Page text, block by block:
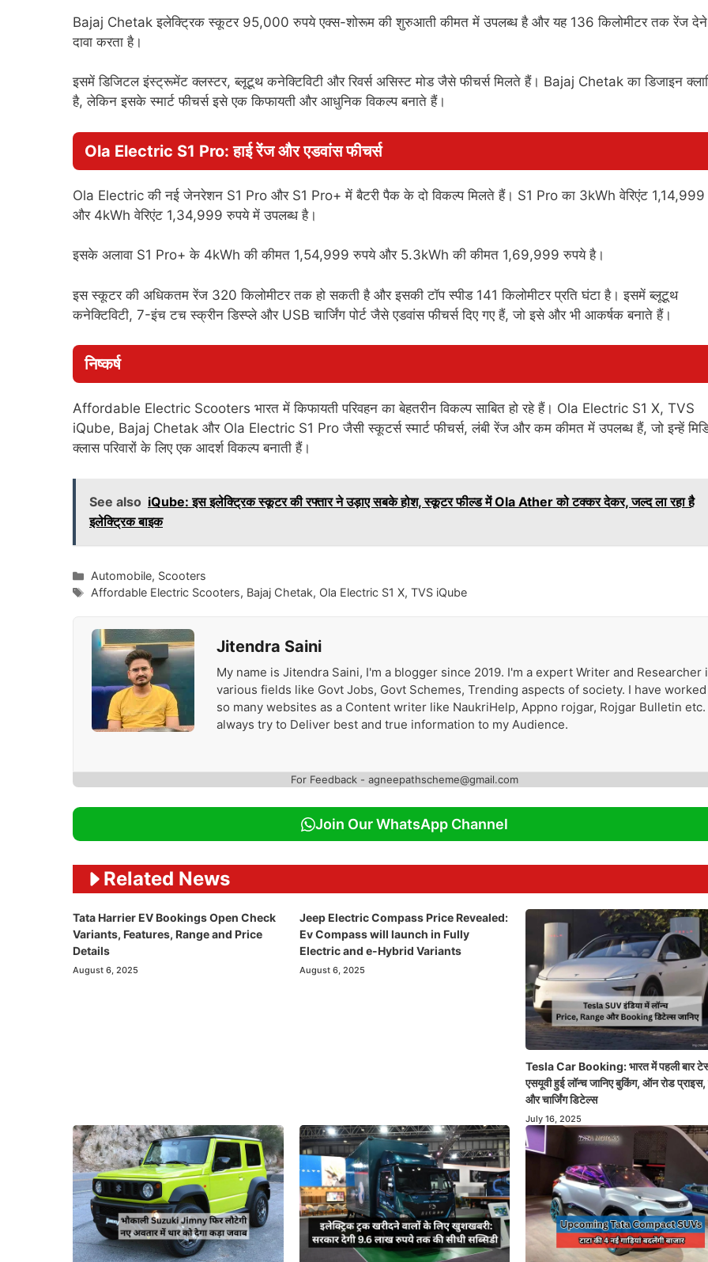
Bajaj Chetak इलेक्ट्रिक स्कूटर 95,000 रुपये एक्स-शोरूम की शुरुआती कीमत में उपलब्ध है और यह 136 किलोमीटर तक रेंज
दावा करता है।
इसमें डिजिटल इंस्ट्रूमेंट क्लस्टर, ब्लूटूथ कनेक्टिविटी और रिवर्स असिस्ट मोड जैसे फीचर्स मिलते हैं। Bajaj Chetak का डिजाइन
है, लेकिन इसके स्मार्ट फीचर्स इसे एक किफायती और आधुनिक विकल्प बनाते हैं।
Ola Electric S1 Pro: हाई रेंज और एडवांस फीचर्स
Ola Electric की नई जेनरेशन S1 Pro और S1 Pro+ में बैटरी पैक के दो विकल्प मिलते हैं। S1 Pro का 3kWh वेरिएंट
और 4kWh वेरिएंट 1,34,999 रुपये में उपलब्ध है।
इसके अलावा S1 Pro+ के 4kWh की कीमत 1,54,999 रुपये और 5.3kWh की कीमत 1,69,999 रुपये है।
इस स्कूटर की अधिकतम रेंज 320 किलोमीटर तक हो सकती है और इसकी टॉप स्पीड 141 किलोमीटर प्रति घंटा है। इसमें ब्लूटूथ
कनेक्टिविटी, 7-इंच टच स्क्रीन डिस्प्ले और USB चार्जिंग पोर्ट जैसे एडवांस फीचर्स दिए गए हैं, जो इसे और भी आकर्षक बनाते हैं।
निष्कर्ष
Affordable Electric Scooters भारत में किफायती परिवहन का बेहतरीन विकल्प साबित हो रहे हैं। Ola Electric S1 X, TVS
iQube, Bajaj Chetak और Ola Electric S1 Pro जैसी स्कूटर्स स्मार्ट फीचर्स, लंबी रेंज और कम कीमत में उपलब्ध हैं, जो इन्हें
क्लास परिवारों के लिए एक आदर्श विकल्प बनाती हैं।
See also iQube: इस इलेक्ट्रिक स्कूटर की रफ्तार ने उड़ाए सबके होश, स्कूटर फील्ड में Ola Ather को टक्कर देकर, जल्द ला रहा है
इलेक्ट्रिक बाइक
Categories
Automobile, Scooters
Tags
Affordable Electric Scooters, Bajaj Chetak, Ola Electric S1 X,TVS iQube
Jitendra Saini
My name is Jitendra Saini, I'm a blogger since 2019. I'm a expert Writer and Researcher
various fields like Govt Jobs, Govt Schemes, Trending aspects of society. I have
so many websites as a Content writer like NaukriHelp, Appno rojgar, Rojgar Bulletin etc.
always try to Deliver best and true information to my Audience.
For Feedback - agneepathscheme@gmail.com
Join Our WhatsApp Channel
Related News
Tata Harrier EV Bookings Open Check
Variants, Features, Range and Price
Details
August 6, 2025
Jeep Electric Compass Price Revealed:
Ev Compass will launch in Fully
Electric and e-Hybrid Variants
August 6, 2025
Tesla Car Booking: भारत में पहली बार
एसयूवी हुई लॉन्च जानिए बुकिंग, ऑन रोड
और चार्जिंग डिटेल्स
July 16, 2025